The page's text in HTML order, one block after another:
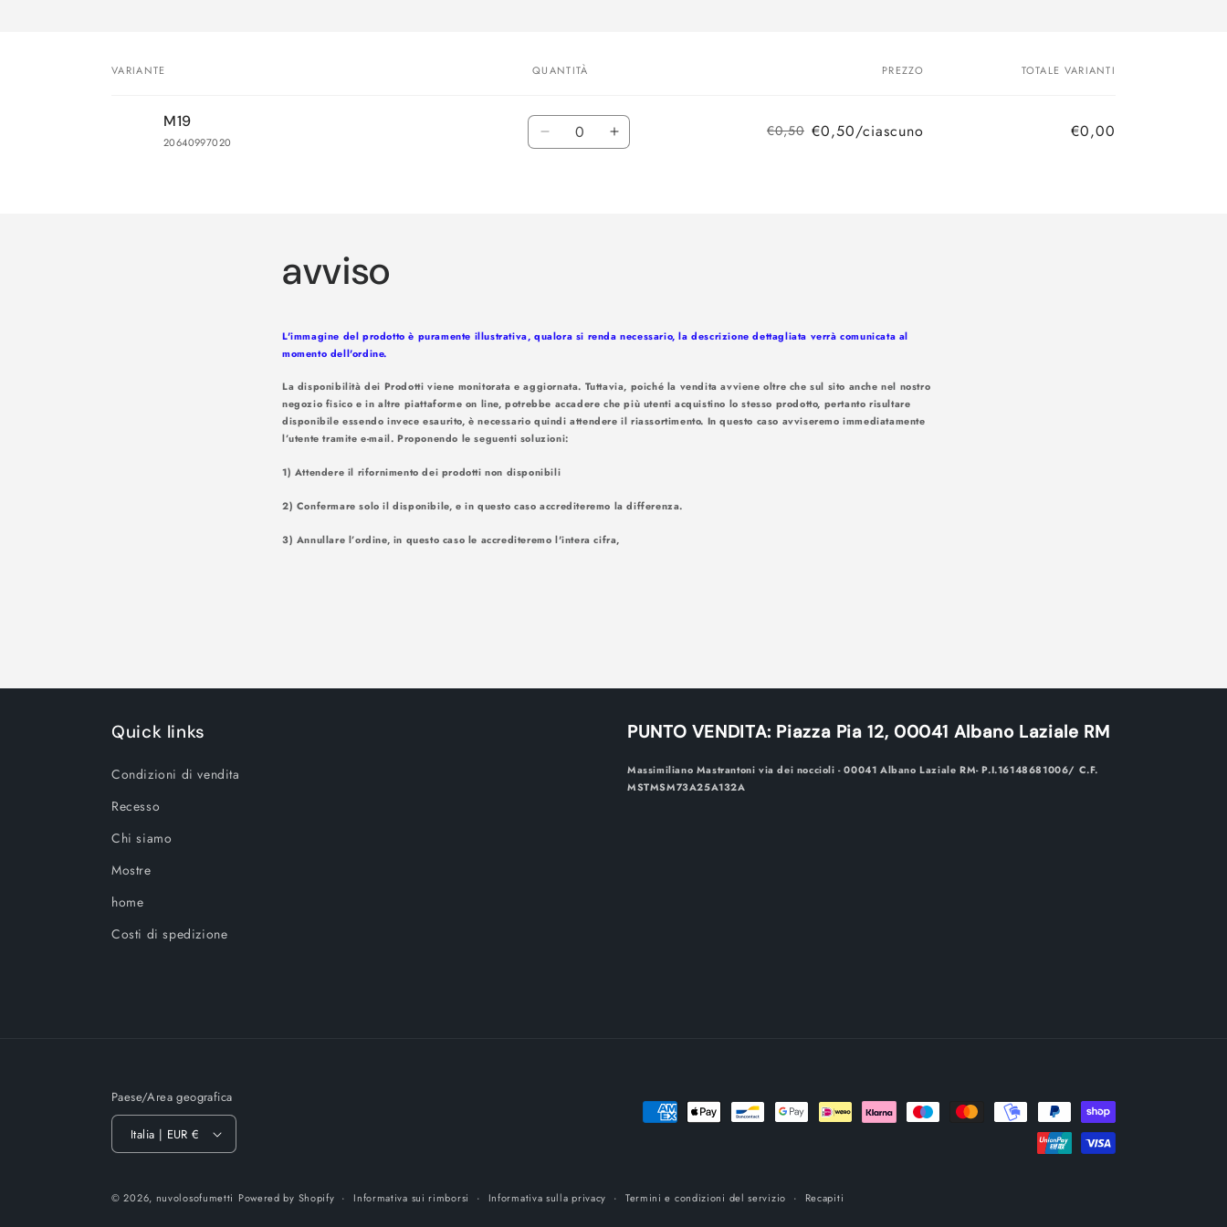
VARIANTE QUANTITÀ PREZZO TOTALE VARIANTI
M19
20640997020
Quantità
DiminuisciAumenta
€0,50 €0,50/ciascuno €0,00
avviso
L'immagine del prodotto è puramente illustrativa, qualora si renda necessario, la descrizione dettagliata verrà comunicata al
momento dell'ordine.
La disponibilità dei Prodotti viene monitorata e aggiornata. Tuttavia, poiché la vendita avviene oltre che sul sito anche nel nostro
negozio fisico e in altre piattaforme on line, potrebbe accadere che più utenti acquistino lo stesso prodotto, pertanto risultare
disponibile essendo invece esaurito, è necessario quindi attendere il riassortimento. In questo caso avviseremo immediatamente
l’utente tramite e-mail. Proponendo le seguenti soluzioni:
1) Attendere il rifornimento dei prodotti non disponibili
2) Confermare solo il disponibile, e in questo caso accrediteremo la differenza.
3) Annullare l’ordine, in questo caso le accrediteremo l'intera cifra,
Quick links
Condizioni di vendita
Recesso
Chi siamo
Mostre
home
Costi di spedizione
PUNTO VENDITA: Piazza Pia 12, 00041 Albano Laziale RM
Massimiliano Mastrantoni via dei noccioli - 00041 Albano Laziale RM- P.I.16148681006/ C.F.
MSTMSM73A25A132A
Paese/Area geografica
Italia | EUR €
Metodi
© 2026, nuvolosofumetti Powered by Shopify Informativa sui rimborsi Informativa sulla privacy Termini e condizioni del servizio Recapiti